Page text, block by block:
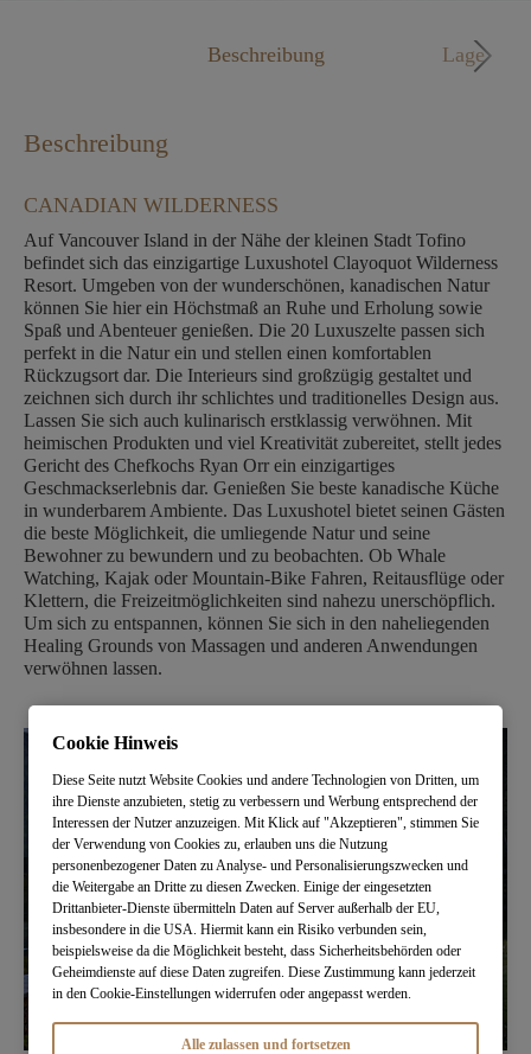
Beschreibung Lage
Beschreibung
CANADIAN WILDERNESS
Auf Vancouver Island in der Nähe der kleinen Stadt Tofino
befindet sich das einzigartige Luxushotel Clayoquot Wilderness
Resort. Umgeben von der wunderschönen, kanadischen Natur
können Sie hier ein Höchstmaß an Ruhe und Erholung sowie
Spaß und Abenteuer genießen. Die 20 Luxuszelte passen sich
perfekt in die Natur ein und stellen einen komfortablen
Rückzugsort dar. Die Interieurs sind großzügig gestaltet und
zeichnen sich durch ihr schlichtes und traditionelles Design aus.
Lassen Sie sich auch kulinarisch erstklassig verwöhnen. Mit
heimischen Produkten und viel Kreativität zubereitet, stellt jedes
Gericht des Chefkochs Ryan Orr ein einzigartiges
Geschmackserlebnis dar. Genießen Sie beste kanadische Küche
in wunderbarem Ambiente. Das Luxushotel bietet seinen Gästen
die beste Möglichkeit, die umliegende Natur und seine
Bewohner zu bewundern und zu beobachten. Ob Whale
Watching, Kajak oder Mountain-Bike Fahren, Reitausflüge oder
Klettern, die Freizeitmöglichkeiten sind nahezu unerschöpflich.
Um sich zu entspannen, können Sie sich in den naheliegenden
Healing Grounds von Massagen und anderen Anwendungen
verwöhnen lassen.
Cookie Hinweis
Diese Seite nutzt Website Cookies und andere Technologien von Dritten, um
ihre Dienste anzubieten, stetig zu verbessern und Werbung entsprechend der
Interessen der Nutzer anzuzeigen. Mit Klick auf "Akzeptieren", stimmen Sie
der Verwendung von Cookies zu, erlauben uns die Nutzung
personenbezogener Daten zu Analyse- und Personalisierungszwecken und
die Weitergabe an Dritte zu diesen Zwecken. Einige der eingesetzten
Drittanbieter-Dienste übermitteln Daten auf Server außerhalb der EU,
insbesondere in die USA. Hiermit kann ein Risiko verbunden sein,
beispielsweise da die Möglichkeit besteht, dass Sicherheitsbehörden oder
Geheimdienste auf diese Daten zugreifen. Diese Zustimmung kann jederzeit
in den Cookie-Einstellungen widerrufen oder angepasst werden.
Alle zulassen und fortsetzen